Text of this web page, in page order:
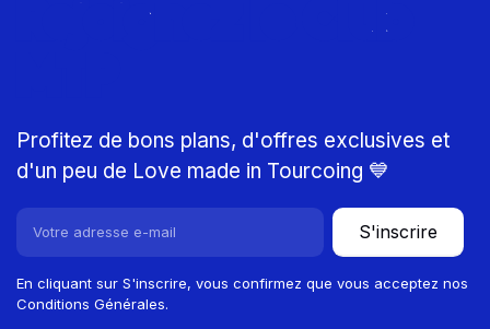
Rejoignez le Club
Profitez de bons plans, d'offres exclusives et
d'un peu de Love made in Tourcoing 💙
S'inscrire
En cliquant sur S'inscrire, vous confirmez que vous acceptez nos
Conditions Générales.